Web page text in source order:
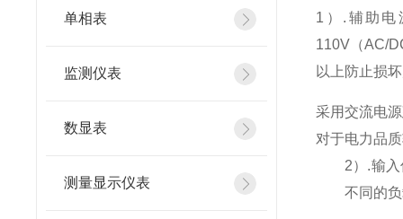
单相表
监测仪表
数显表
测量显示仪表
1 ） . 辅助电
110V （AC/
以上防止损
采用交流电
对于电力品
2） .输
不同的